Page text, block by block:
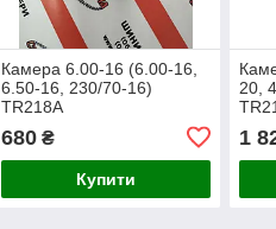
Камера 6.00-16 (6.00-16,
6.50-16, 230/70-16)
TR218A
680₴
Купити
20,
1